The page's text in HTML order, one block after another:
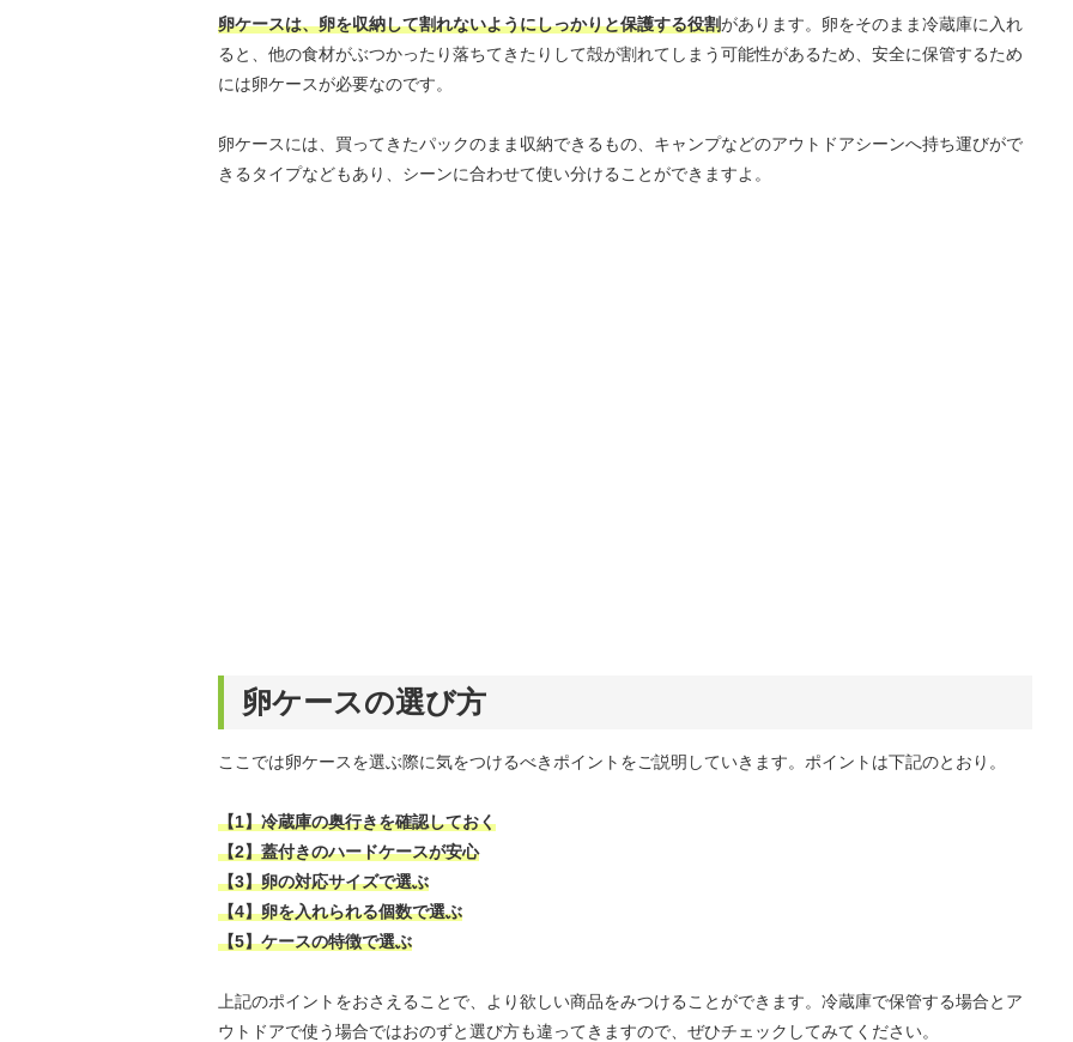
卵ケースは、卵を収納して割れないようにしっかりと保護する役割があります。卵をそのまま冷蔵庫に入れ
ると、他の食材がぶつかったり落ちてきたりして殻が割れてしまう可能性があるため、安全に保管するため
には卵ケースが必要なのです。
卵ケースには、買ってきたパックのまま収納できるもの、キャンプなどのアウトドアシーンへ持ち運びがで
きるタイプなどもあり、シーンに合わせて使い分けることができますよ。
卵ケースの選び方
ここでは卵ケースを選ぶ際に気をつけるべきポイントをご説明していきます。ポイントは下記のとおり。
【1】冷蔵庫の奥行きを確認しておく
【2】蓋付きのハードケースが安心
【3】卵の対応サイズで選ぶ
【4】卵を入れられる個数で選ぶ
【5】ケースの特徴で選ぶ
上記のポイントをおさえることで、より欲しい商品をみつけることができます。冷蔵庫で保管する場合とア
ウトドアで使う場合ではおのずと選び方も違ってきますので、ぜひチェックしてみてください。